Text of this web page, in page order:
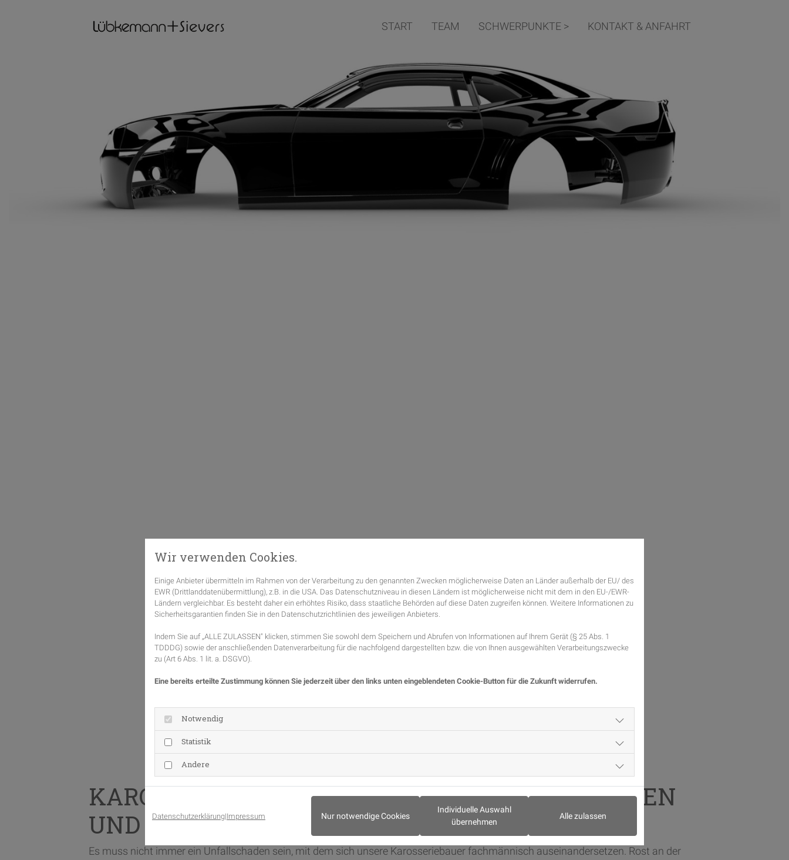
START TEAM SCHWERPUNKTE > KONTAKT & ANFAHRT
KAROSSERIEBAU IN BREMEN - FÜR ALLE MARKEN
UND HERSTELLER
Es muss nicht immer ein Unfallschaden sein, mit dem sich unsere Karosseriebauer fachmännisch auseinandersetzen. Rost an der
Wir verwenden Cookies.
Einige Anbieter übermitteln im Rahmen von der Verarbeitung zu den genannten Zwecken möglicherweise Daten an Länder außerhalb der EU/ des
EWR (Drittlanddatenübermittlung), z.B. in die USA. Das Datenschutzniveau in diesen Ländern ist möglicherweise nicht mit dem in den EU-/EWR-
Ländern vergleichbar. Es besteht daher ein erhöhtes Risiko, dass staatliche Behörden auf diese Daten zugreifen können. Weitere Informationen zu
Sicherheitsgarantien finden Sie in den Datenschutzrichtlinien des jeweiligen Anbieters.
Indem Sie auf „ALLE ZULASSEN" klicken, stimmen Sie sowohl dem Speichern und Abrufen von Informationen auf Ihrem Gerät (§ 25 Abs. 1
TDDDG) sowie der anschließenden Datenverarbeitung für die nachfolgend dargestellten bzw. die von Ihnen ausgewählten Verarbeitungszwecke
zu (Art 6 Abs. 1 lit. a. DSGVO).
Eine bereits erteilte Zustimmung können Sie jederzeit über den links unten eingeblendeten Cookie-Button für die Zukunft widerrufen.
Notwendig
Statistik
Andere
Datenschutzerklärung|Impressum Nur notwendige Cookies
Individuelle Auswahl
übernehmen
Alle zulassen